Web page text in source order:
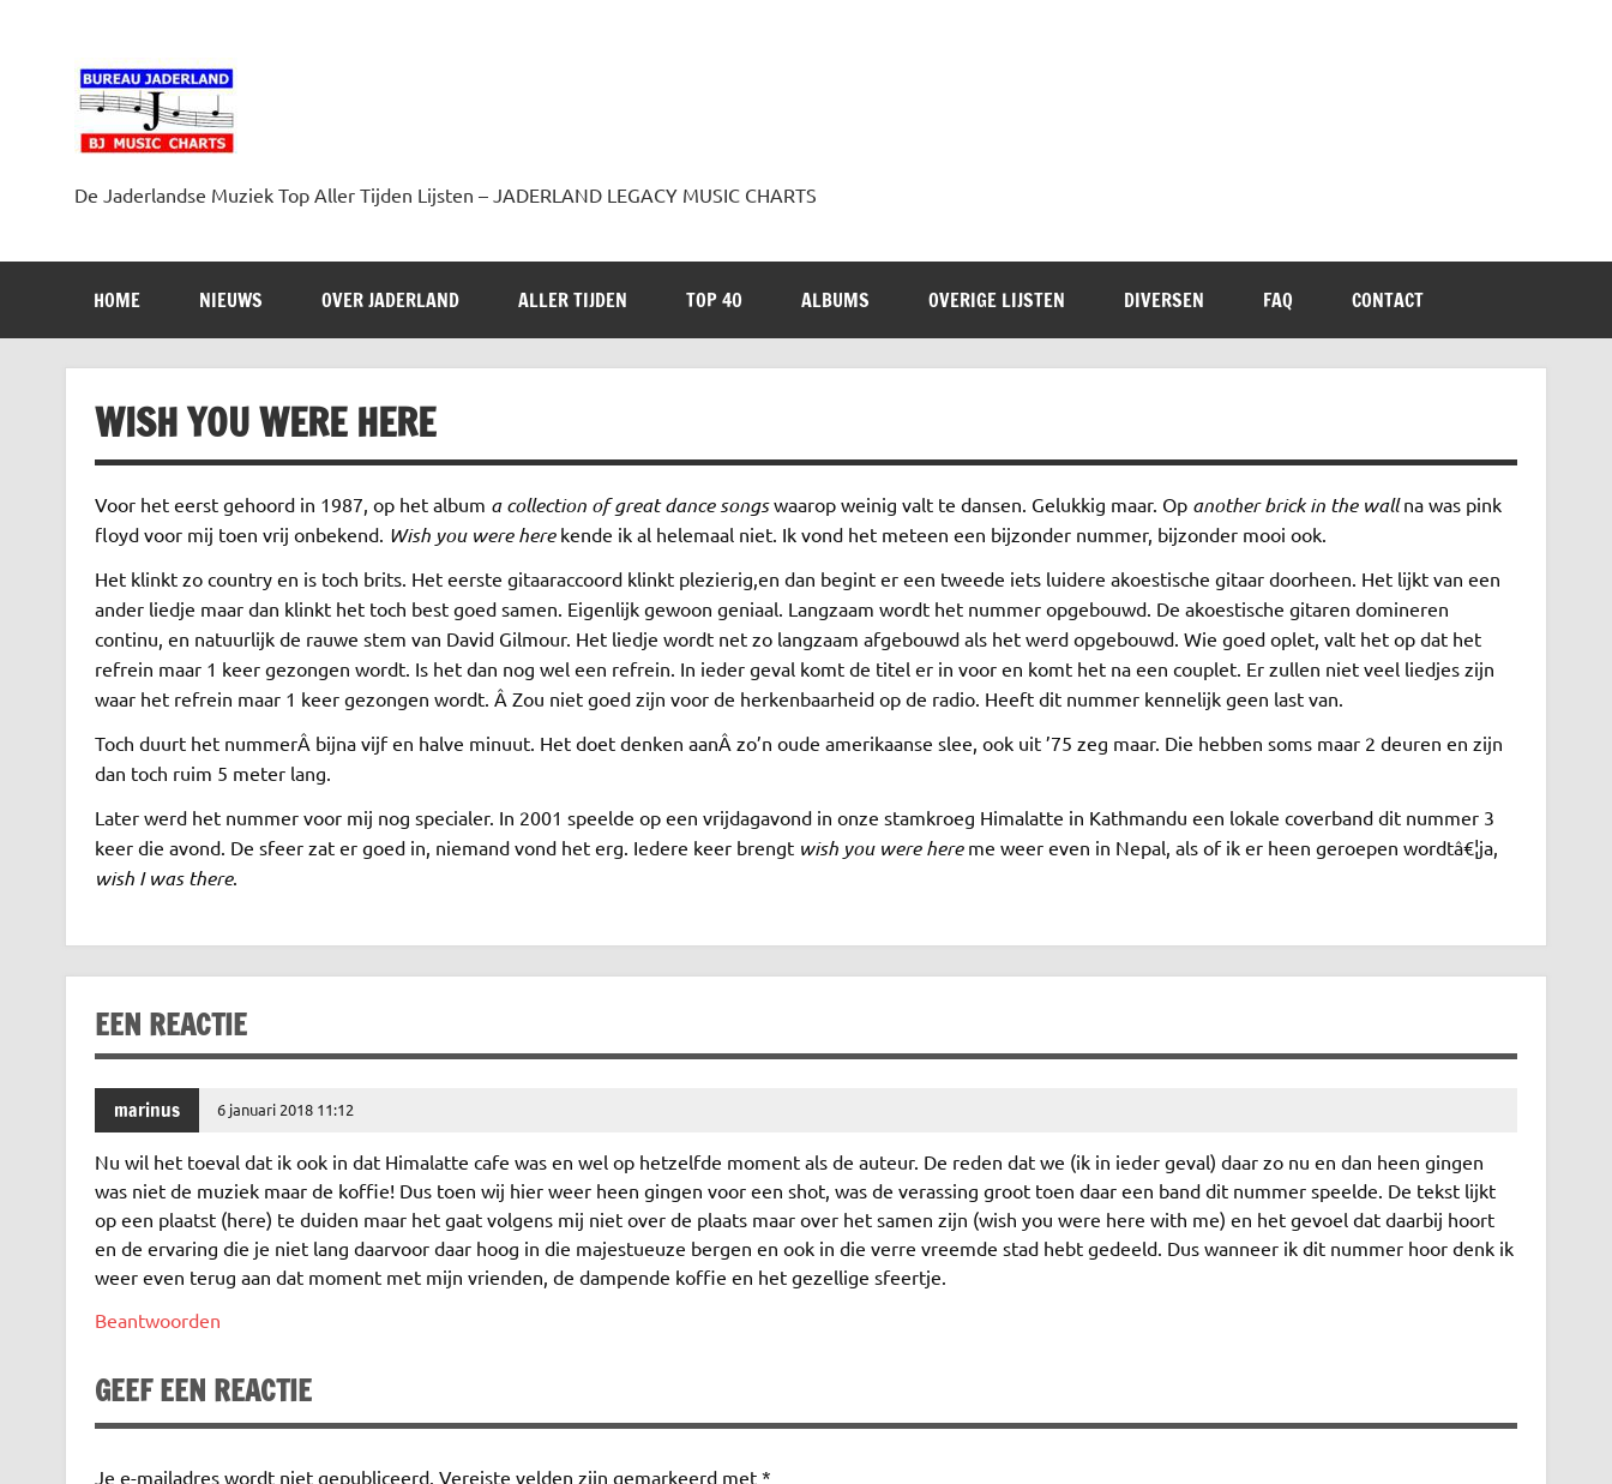
De Jaderlandse Muziek Top Aller Tijden Lijsten – JADERLAND LEGACY MUSIC CHARTS
HOME NIEUWS OVER JADERLAND ALLER TIJDEN TOP 40 ALBUMS OVERIGE LIJSTEN DIVERSEN FAQ CONTACT
WISH YOU WERE HERE
Voor het eerst gehoord in 1987, op het album a collection of great dance songswaarop weinig valt te dansen. Gelukkig maar. Op another brick in the wallna was pink
floyd voor mij toen vrij onbekend. Wish you were herekende ik al helemaal niet. Ik vond het meteen een bijzonder nummer, bijzonder mooi ook.
Het klinkt zo country en is toch brits. Het eerste gitaaraccoord klinkt plezierig,en dan begint er een tweede iets luidere akoestische gitaar doorheen. Het lijkt van een
ander liedje maar dan klinkt het toch best goed samen. Eigenlijk gewoon geniaal. Langzaam wordt het nummer opgebouwd. De akoestische gitaren domineren
continu, en natuurlijk de rauwe stem van David Gilmour. Het liedje wordt net zo langzaam afgebouwd als het werd opgebouwd. Wie goed oplet, valt het op dat het
refrein maar 1 keer gezongen wordt. Is het dan nog wel een refrein. In ieder geval komt de titel er in voor en komt het na een couplet. Er zullen niet veel liedjes zijn
waar het refrein maar 1 keer gezongen wordt. Â Zou niet goed zijn voor de herkenbaarheid op de radio. Heeft dit nummer kennelijk geen last van.
Toch duurt het nummerÂ bijna vijf en halve minuut. Het doet denken aanÂ zo’n oude amerikaanse slee, ook uit ’75 zeg maar. Die hebben soms maar 2 deuren en zijn
dan toch ruim 5 meter lang.
Later werd het nummer voor mij nog specialer. In 2001 speelde op een vrijdagavond in onze stamkroeg Himalatte in Kathmandu een lokale coverband dit nummer 3
keer die avond. De sfeer zat er goed in, niemand vond het erg. Iedere keer brengt wish you were hereme weer even in Nepal, als of ik er heen geroepen wordtâ€¦ja,
wish I was there.
EEN REACTIE
marinus 6 januari 2018 11:12
Nu wil het toeval dat ik ook in dat Himalatte cafe was en wel op hetzelfde moment als de auteur. De reden dat we (ik in ieder geval) daar zo nu en dan heen gingen
was niet de muziek maar de koffie! Dus toen wij hier weer heen gingen voor een shot, was de verassing groot toen daar een band dit nummer speelde. De tekst lijkt
op een plaatst (here) te duiden maar het gaat volgens mij niet over de plaats maar over het samen zijn (wish you were here with me) en het gevoel dat daarbij hoort
en de ervaring die je niet lang daarvoor daar hoog in die majestueuze bergen en ook in die verre vreemde stad hebt gedeeld. Dus wanneer ik dit nummer hoor denk ik
weer even terug aan dat moment met mijn vrienden, de dampende koffie en het gezellige sfeertje.
Beantwoorden
GEEF EEN REACTIE
Je e-mailadres wordt niet gepubliceerd. Vereiste velden zijn gemarkeerd met *